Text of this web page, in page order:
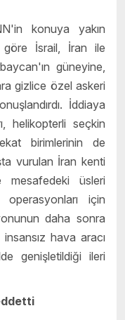
konuya yakın
göre İsrail, İran ile
güneyine,
gizlice özel askeri
İddiaya
helikopterli seçkin
birimlerinin de
vurulan İran kenti
mesafedeki üsleri
için
daha sonra
hava aracı
genişletildiği ileri